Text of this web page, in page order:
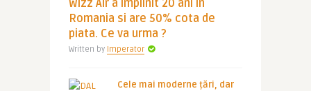
Wizz Air a implinit 20 ani in
Romania si are 50% cota de
piata. Ce va urma ?
Written by Imperator
Cele mai moderne țări, dar